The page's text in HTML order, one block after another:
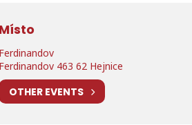
Místo
Ferdinandov
Ferdinandov 463 62 Hejnice
OTHER EVENTS